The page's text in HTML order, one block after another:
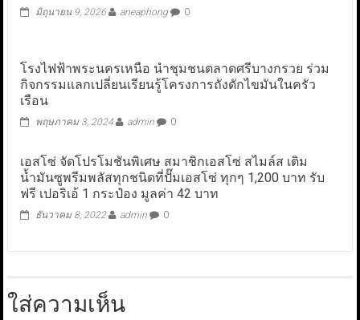
มิถุนายน 9, 2026 aneaphong 0
โรงไฟฟ้าพระนครเหนือ นำชุมชนตลาดศรีบางกรวย ร่วม
กิจกรรมแลกเปลี่ยนเรียนรู้โครงการถังดักไขมันในครัว
เรือน
พฤษภาคม 3, 2024 admin 0
เอสโซ่ จัดโปรโมชันพิเศษ สมาชิกเอสโซ่ สไมล์ส เติม
น้ำมันซูพรีมพลัสทุกชนิดที่ปั๊มเอสโซ่ ทุกๆ 1,200 บาท รับ
ฟรี เปอริเอ้ 1 กระป๋อง มูลค่า 42 บาท
ธันวาคม 8, 2022 admin 0
ใส่ความเห็น